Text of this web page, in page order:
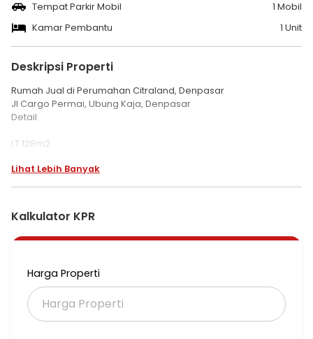
Tempat Parkir Mobil
1 Mobil
Kamar Pembantu
1 Unit
Deskripsi Properti
Rumah Jual di Perumahan Citraland, Denpasar
Jl Cargo Permai, Ubung Kaja, Denpasar
Detail
LT 128m2
Hadap Utara
Listrik 5500watt
AC 2 unit
PAM
Kamar tidur 3+1
Kamar mandi 2+1
Carport 1 mobil
Ruang tamu, ruang keluarga, taman, teras, gudang, dapur
Lihat Lebih Banyak
Kalkulator KPR
Harga Properti